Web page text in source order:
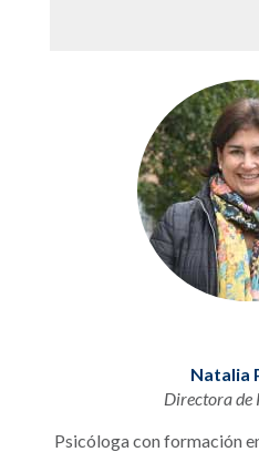
Natalia
Directora de
Psicóloga con formación